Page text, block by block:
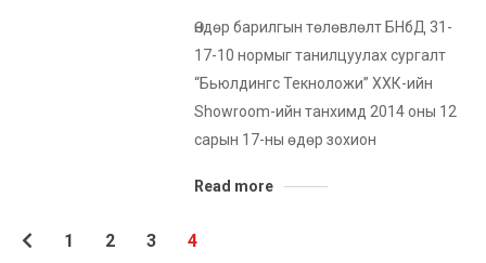
Өндөр барилгын төлөвлөлт БНбД 31-
17-10 нормыг танилцуулах сургалт
“Бьюлдингс Текноложи” ХХК-ийн
Showroom-ийн танхимд 2014 оны 12
сарын 17-ны өдөр зохион
Read more
1 2 3 4